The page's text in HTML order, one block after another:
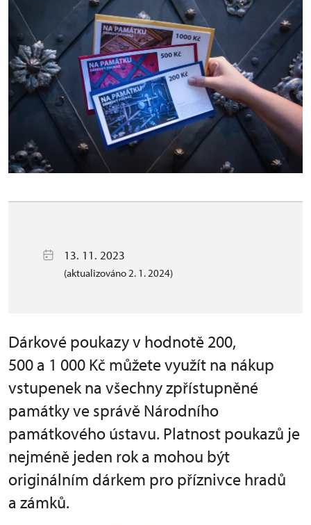
13. 11. 2023
(aktualizováno 2. 1. 2024)
Dárkové poukazy v hodnotě 200,
500 a 1 000 Kč můžete využít na nákup
vstupenek na všechny zpřístupněné
památky ve správě Národního
památkového ústavu. Platnost poukazů je
nejméně jeden rok a mohou být
originálním dárkem pro příznivce hradů
a zámků.